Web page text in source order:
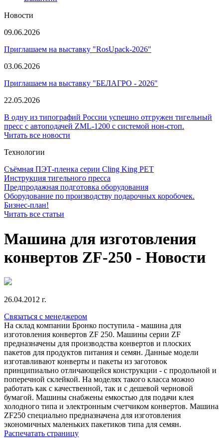
Новости
09.06.2026
Приглашаем на выставку "RosUpack-2026"
03.06.2026
Приглашаем на выставку "БЕЛАГРО - 2026"
22.05.2026
В одну из типографий России успешно отгружен тигельный
пресс с автоподачей ZML-1200 с системой нон-стоп.
Читать все новости
Технологии
Съёмная ПЭТ-пленка серии Cling King PET
Инструкция тигельного пресса
Предпродажная подготовка оборудования
Оборудование по производству подарочных коробочек.
Бизнес-план!
Читать все статьи
Машина для изготовления
конвертов ZF-250 - Новости
26.04.2012 г.
Связаться с менеджером
На склад компании Бронко поступила - машина для
изготовления конвертов ZF 250. Машины серии ZF
предназначены для производства конвертов и плоских
пакетов для продуктов питания и семян. Данные модели
изготавливают конверты и пакеты из заготовок
принципиально отличающейся конструкции - с продольной и
поперечной склейкой. На моделях такого класса можно
работать как с качественной, так и с дешевой черновой
бумагой. Машины снабжены емкостью для подачи клея
холодного типа и электронным счетчиком конвертов. Машина
ZF250 специально предназначена для изготовления
экономичных маленьких пакетиков типа для семян.
Распечатать страницу